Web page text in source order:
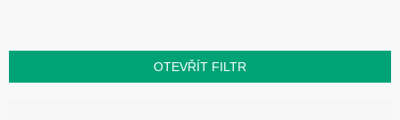
OTEVŘÍT FILTR